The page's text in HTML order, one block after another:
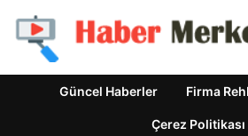
Güncel Haberler Firma
Çerez Politikası